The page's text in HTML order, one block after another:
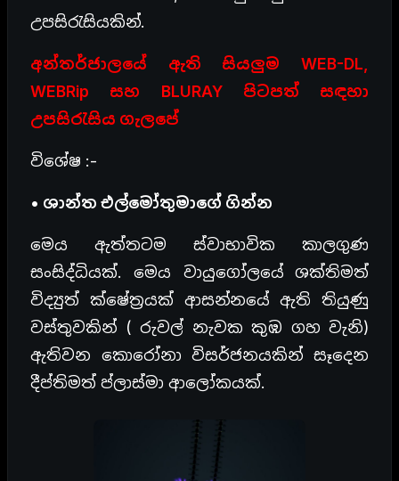
උපසිරැසියකින්.
අන්තර්ජාලයේ ඇති සියලුම WEB-DL,
WEBRip සහ BLURAY පිටපත් සඳහා
උපසිරැසිය ගැලපේ
විශේෂ :-
• ශාන්ත එල්මෝතුමාගේ ගින්න
මෙය ඇත්තටම ස්වාභාවික කාලගුණ
සංසිද්ධියක්. මෙය වායුගෝලයේ ශක්තිමත්
විද්‍යුත් ක්ෂේත්‍රයක් ආසන්නයේ ඇති තියුණු
වස්තුවකින් ( රුවල් නැවක කුඹ ගහ වැනි)
ඇතිවන කොරෝනා විසර්ජනයකින් සෑදෙන
දීප්තිමත් ප්ලාස්මා ආලෝකයක්.